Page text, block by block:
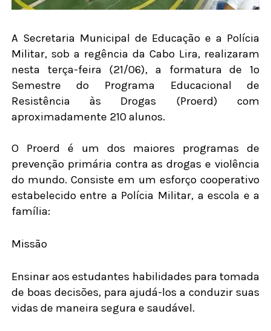
A Secretaria Municipal de Educação e a Polícia
Militar, sob a regência da Cabo Lira, realizaram
nesta terça-feira (21/06), a formatura de 1º
Semestre do Programa Educacional de
Resistência às Drogas (Proerd) com
aproximadamente 210 alunos.
O Proerd é um dos maiores programas de
prevenção primária contra as drogas e violência
do mundo. Consiste em um esforço cooperativo
estabelecido entre a Polícia Militar, a escola e a
família:
Missão
Ensinar aos estudantes habilidades para tomada
de boas decisões, para ajudá-los a conduzir suas
vidas de maneira segura e saudável.